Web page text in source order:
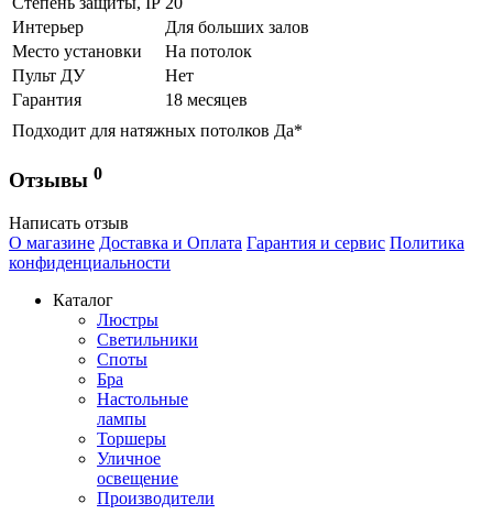
Интерьер
Для больших залов
Место установки
На потолок
Пульт ДУ
Нет
Гарантия
18 месяцев
Подходит для натяжных потолков Да*
Отзывы 0
Написать отзыв
О магазине Доставка и Оплата Гарантия и сервис Политика
конфиденциальности
Каталог
Люстры
Светильники
Споты
Бра
Настольные
лампы
Торшеры
Уличное
освещение
Производители